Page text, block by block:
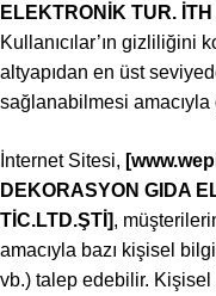
ELEKTRONİK TUR.
Kullanıcılar’ın gizliliğini
altyapıdan en üst
sağlanabilmesi
İnternet Sitesi,
DEKORASYON GIDA
TİC.LTD.ŞTİ ],
amacıyla bazı kişisel
vb.) talep edebilir. Kişisel